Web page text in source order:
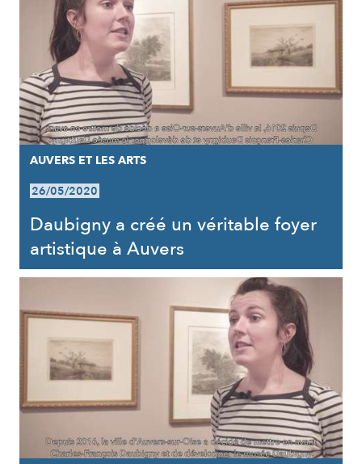
AUVERS ET LES ARTS
26/05/2020
Daubigny a créé un véritable foyer
artistique à Auvers